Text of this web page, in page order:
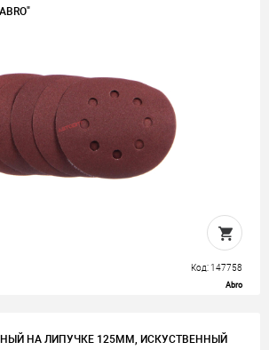
Код: 147758
Abro
НА ЛИПУЧКЕ 125ММ, ИСКУСТВЕННЫЙ